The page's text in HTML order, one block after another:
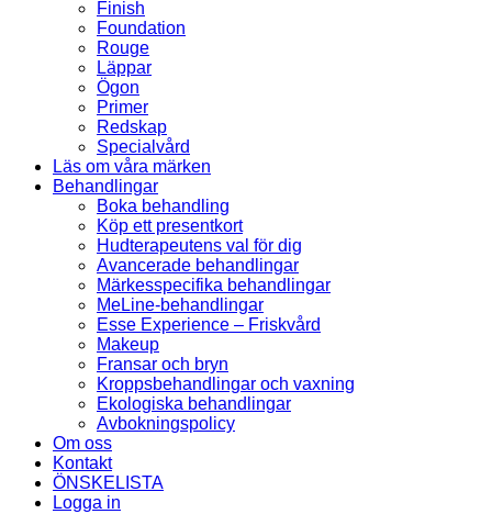
Finish
Foundation
Rouge
Läppar
Ögon
Primer
Redskap
Specialvård
Läs om våra märken
Behandlingar
Boka behandling
Köp ett presentkort
Hudterapeutens val för dig
Avancerade behandlingar
Märkesspecifika behandlingar
MeLine-behandlingar
Esse Experience – Friskvård
Makeup
Fransar och bryn
Kroppsbehandlingar och vaxning
Ekologiska behandlingar
Avbokningspolicy
Om oss
Kontakt
ÖNSKELISTA
Logga in